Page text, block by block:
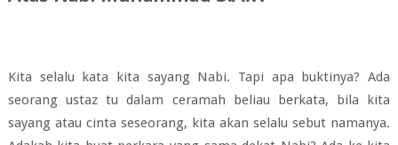
Kita selalu kata kita sayang Nabi. Tapi apa buktinya? Ada
seorang ustaz tu dalam ceramah beliau berkata, bila kita
sayang atau cinta seseorang, kita akan selalu sebut namanya.